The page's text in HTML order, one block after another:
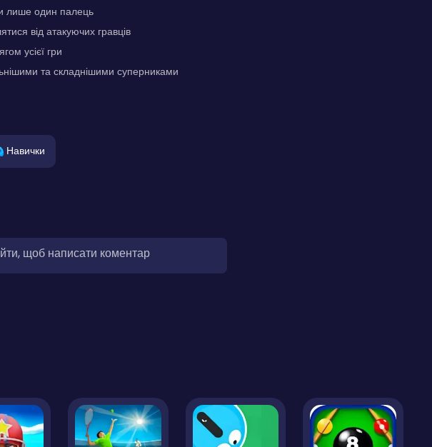
лише один палець
від атакуючих гравців
усієї гри
та складнішими суперниками
Навички
щоб написати коментар